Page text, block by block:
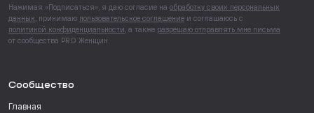
Нажимая «Подписаться», я даю согласие на обработку своих персональных
данных , принимаю пользовательское соглашение и соглашаюсь с
политикой конфиденциальности , а также разрешаю отправлять мне письма
от сообщества PRO Женщин.
Сообщество
Главная